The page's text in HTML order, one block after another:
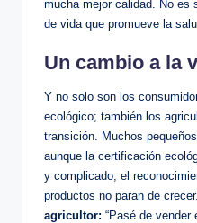
mucha mejor calidad. No es
de vida que promueve la
Un cambio a la
Y no solo son los
ecológico; también los
transición. Muchos
aunque la certificación
y complicado, el
productos no paran de
agricultor: “Pasé de vender